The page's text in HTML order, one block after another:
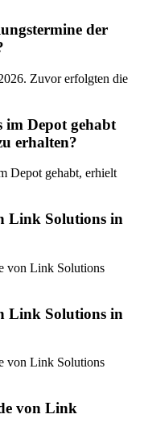
der
Zuvor erfolgten die
Depot gehabt
erhalten?
Depot gehabt, erhielt
Link Solutions in
von Link Solutions
Link Solutions in
von Link Solutions
von Link